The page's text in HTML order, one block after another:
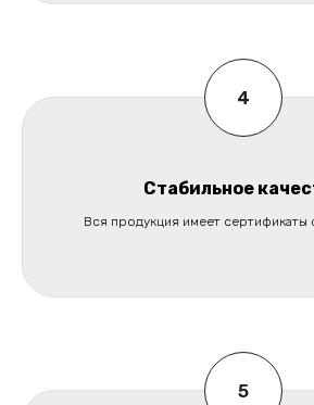
Стабильное
Вся продукция имеет сертификаты